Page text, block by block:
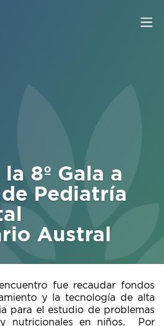
8º Gala a
Pediatría
Austral
fue recaudar fondos
y la tecnología de alta
para el estudio de problemas
y nutricionales en niños. Por